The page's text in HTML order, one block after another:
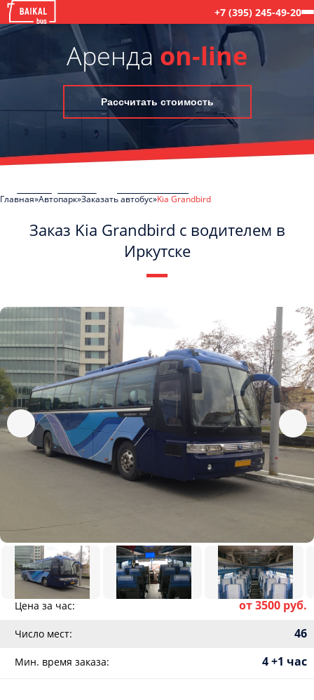
+7 (395) 245-49-20
Аренда on-line
Рассчитать стоимость
Главная Автопарк Заказать автобус Kia Grandbird
Заказ Kia Grandbird с водителем в
Иркутске
Цена за час: от 3500 руб.
Число мест: 46
Мин. время заказа: 4 +1 час
Политикой конфиденциальности
ознакомлен(а), даю согласие на